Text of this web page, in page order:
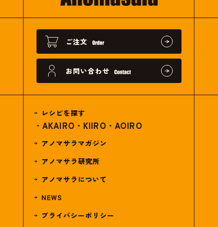
ご注文
お問い合わせ
レシピを探す
AKAIRO KIIRO AOIRO
アノマサラマガジン
アノマサラ研究所
アノマサラについて
NEWS
プライバシーポリシー